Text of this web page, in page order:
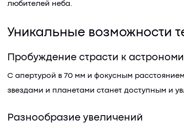
любителей неба.
Уникальные возможности
Пробуждение страсти к
С апертурой в 70 мм и фокусным
звездами и планетами станет доступным и
Разнообразие увеличений